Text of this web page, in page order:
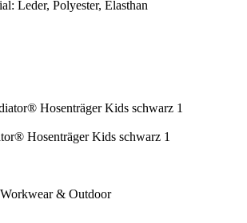
Leder, Polyester, Elasthan
Hosenträger Kids schwarz 1